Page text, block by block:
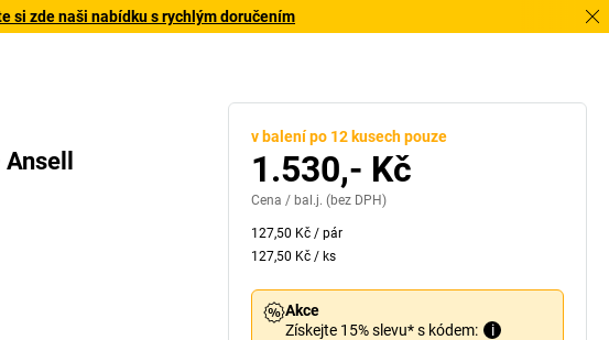
si zde naši nabídku s rychlým doručením
v balení po 12 kusech pouze
1.530,- Kč
Cena / bal.j. (bez DPH)
127,50 Kč / pár
127,50 Kč / ks
Akce
Získejte 15% slevu* s kódem:
i